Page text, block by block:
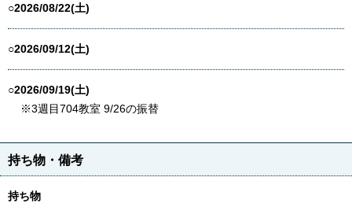
○2026/08/22(土)
○2026/09/12(土)
○2026/09/19(土)
※3週目704教室 9/26の振替
持ち物・備考
持ち物